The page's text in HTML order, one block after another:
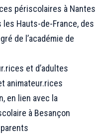
périscolaires à Nantes
Hauts-de-France, des
de l’académie de
et d’adultes
animateur.rices
en lien avec la
à Besançon